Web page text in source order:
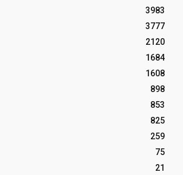
3983
3777
2120
1684
1608
898
853
825
259
75
21